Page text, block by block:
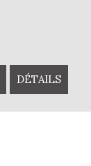
DÉTAILS